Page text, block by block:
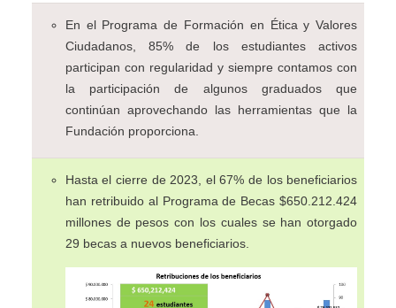
En el Programa de Formación en Ética y Valores
Ciudadanos, 85% de los estudiantes activos
participan con regularidad y siempre contamos con
la participación de algunos graduados que
continúan aprovechando las herramientas que la
Fundación proporciona.
Hasta el cierre de 2023, el 67% de los beneficiarios
han retribuido al Programa de Becas $650.212.424
millones de pesos con los cuales se han otorgado
29 becas a nuevos beneficiarios.